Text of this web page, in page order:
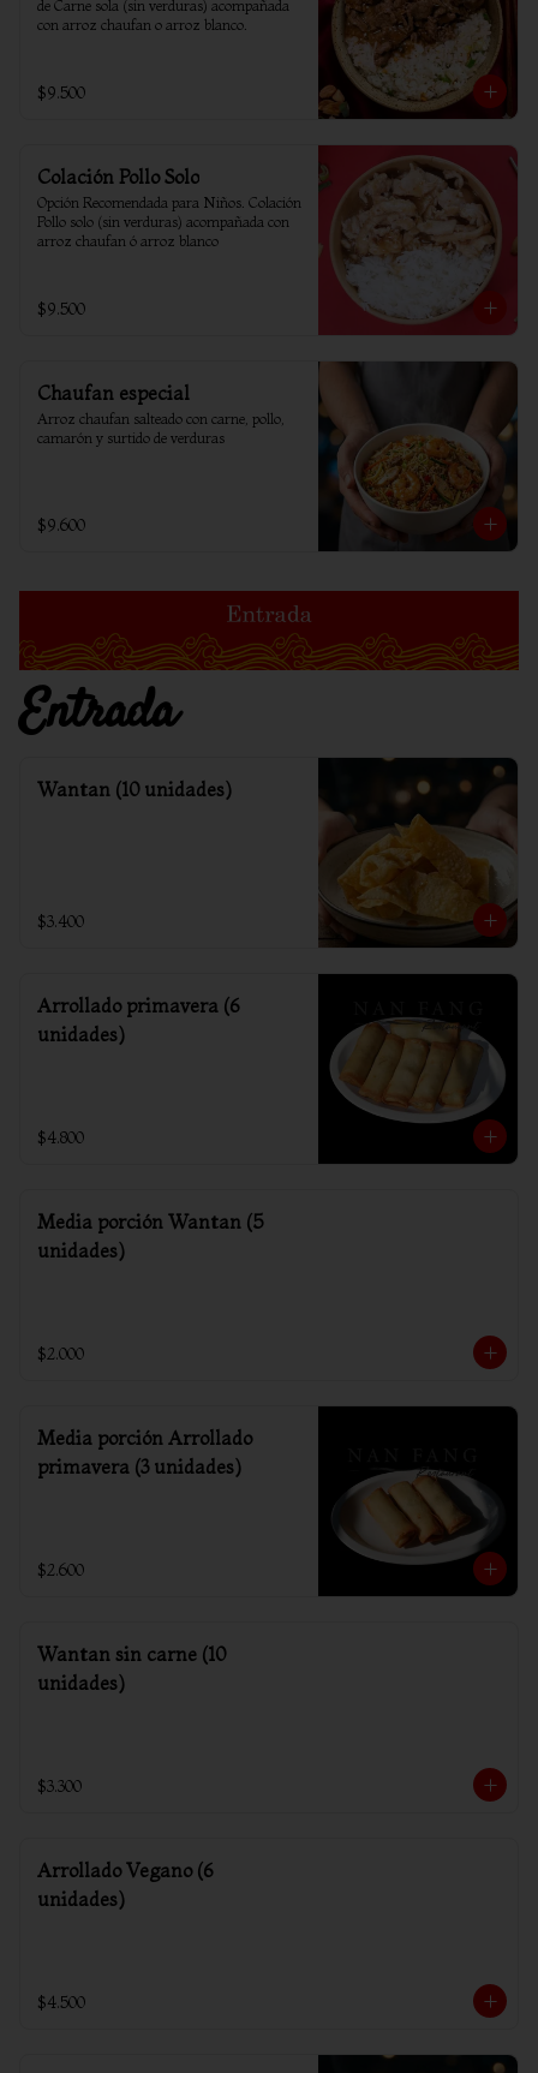
de Carne sola (sin verduras) acompañada
con arroz chaufan o arroz blanco.
$9.500
Colación Pollo Solo
Opción Recomendada para Niños. Colación
Pollo solo (sin verduras) acompañada con
arroz chaufan ó arroz blanco
$9.500
Chaufan especial
Arroz chaufan salteado con carne, pollo,
camarón y surtido de verduras
$9.600
Entrada
Wantan (10 unidades)
$3.400
Arrollado primavera (6
unidades)
$4.800
Media porción Wantan (5
unidades)
$2.000
Media porción Arrollado
primavera (3 unidades)
$2.600
Wantan sin carne (10
unidades)
$3.300
Arrollado Vegano (6
unidades)
$4.500